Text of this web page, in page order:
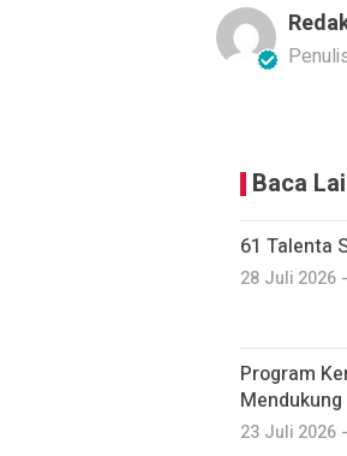
Baca
61 Talenta
28 Juli 2026
Program
23 Juli 2026